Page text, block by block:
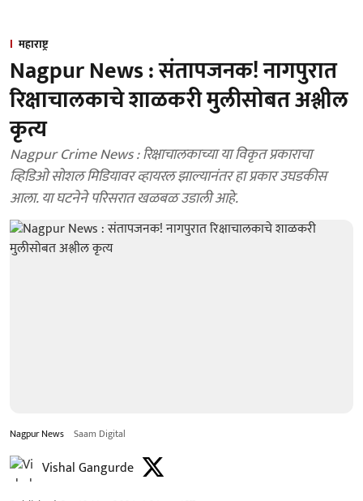
महाराष्ट्र
Nagpur News : संतापजनक! नागपुरात
रिक्षाचालकाचे शाळकरी मुलीसोबत अश्लील
कृत्य
Nagpur Crime News : रिक्षाचालकाच्या या विकृत प्रकाराचा
व्हिडिओ सोशल मिडियावर व्हायरल झाल्यानंतर हा प्रकार उघडकीस
आला. या घटनेने परिसरात खळबळ उडाली आहे.
Nagpur News Saam Digital
Vishal Gangurde